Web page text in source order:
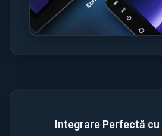
Integrare Perfectă cu